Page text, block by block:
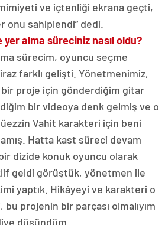
ve içtenliği ekrana geçti,
onu sahiplendi” dedi.
alma süreciniz nasıl oldu?
sürecim, oyuncu seçme
farklı gelişti. Yönetmenimiz,
bir proje için gönderdiğim gitar
bir videoya denk gelmiş ve o
Vahit karakteri için beni
Hatta kast süreci devam
dizide konuk oyuncu olarak
geldi görüştük, yönetmen ile
yaptık. Hikâyeyi ve karakteri o
projenin bir parçası olmalıyım
düşündüm.